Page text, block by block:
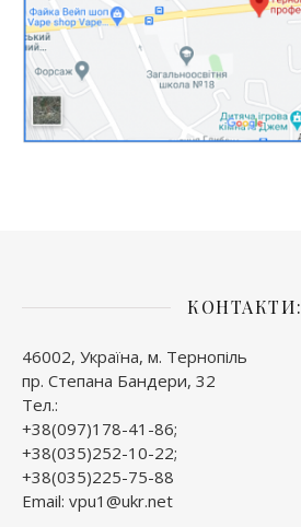
КОНТАКТИ:
46002, Україна, м. Тернопіль
пр. Степана Бандери, 32
Тел.:
+38(097)178-41-86;
+38(035)252-10-22;
+38(035)225-75-88
Email: vpu1@ukr.net